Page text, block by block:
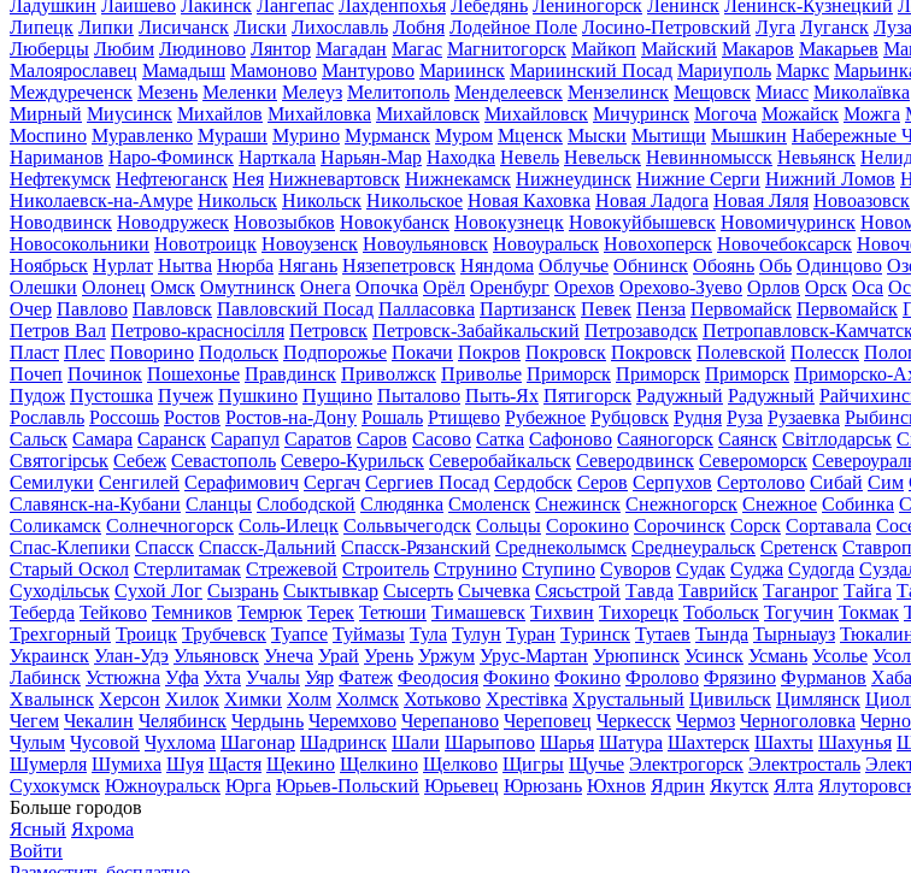
Ладушкин Лаишево Лакинск Лангепас Лахденпохья Лебедянь Лениногорск Ленинск Ленинск-Кузнецкий
Липецк Липки Лисичанск Лиски Лихославль Лобня Лодейное Поле Лосино-Петровский Луга Луганск Луза
Люберцы Любим Людиново Лянтор Магадан Магас Магнитогорск Майкоп Майский Макаров Макарьев
Малоярославец Мамадыш Мамоново Мантурово Мариинск Мариинский Посад Мариуполь Маркс
Междуреченск Мезень Меленки Мелеуз Мелитополь Менделеевск Мензелинск Мещовск Миасс Миколаївка
Мирный Миусинск Михайлов Михайловка Михайловск Михайловск Мичуринск Могоча Можайск Можга
Моспино Муравленко Мураши Мурино Мурманск Муром Мценск Мыски Мытищи Мышкин Набережные
Нариманов Наро-Фоминск Нарткала Нарьян-Мар Находка Невель Невельск Невинномысск Невьянск
Нефтекумск Нефтеюганск Нея Нижневартовск Нижнекамск Нижнеудинск Нижние Серги Нижний Ломов
Николаевск-на-Амуре Никольск Никольск Никольское Новая Каховка Новая Ладога Новая Ляля Новоазовск
Новодвинск Новодружеск Новозыбков Новокубанск Новокузнецк Новокуйбышевск Новомичуринск
Новосокольники Новотроицк Новоузенск Новоульяновск Новоуральск Новохоперск Новочебоксарск
Ноябрьск Нурлат Нытва Нюрба Нягань Нязепетровск Няндома Облучье Обнинск Обоянь Обь Одинцово
Олешки Олонец Омск Омутнинск Онега Опочка Орёл Оренбург Орехов Орехово-Зуево Орлов Орск Оса
Очер Павлово Павловск Павловский Посад Палласовка Партизанск Певек Пенза Первомайск Первомайск
Петров Вал Петрово-красносілля Петровск Петровск-Забайкальский Петрозаводск Петропавловск-
Пласт Плес Поворино Подольск Подпорожье Покачи Покров Покровск Покровск Полевской Полесск
Почеп Починок Пошехонье Правдинск Приволжск Приволье Приморск Приморск Приморск Приморско-
Пудож Пустошка Пучеж Пушкино Пущино Пыталово Пыть-Ях Пятигорск Радужный Радужный
Рославль Россошь Ростов Ростов-на-Дону Рошаль Ртищево Рубежное Рубцовск Рудня Руза Рузаевка
Сальск Самара Саранск Сарапул Саратов Саров Сасово Сатка Сафоново Саяногорск Саянск Світлодарськ
Святогірськ Себеж Севастополь Северо-Курильск Северобайкальск Северодвинск Североморск
Семилуки Сенгилей Серафимович Сергач Сергиев Посад Сердобск Серов Серпухов Сертолово Сибай Сим
Славянск-на-Кубани Сланцы Слободской Слюдянка Смоленск Снежинск Снежногорск Снежное Собинка
Соликамск Солнечногорск Соль-Илецк Сольвычегодск Сольцы Сорокино Сорочинск Сорск Сортавала
Спас-Клепики Спасск Спасск-Дальний Спасск-Рязанский Среднеколымск Среднеуральск Сретенск
Старый Оскол Стерлитамак Стрежевой Строитель Струнино Ступино Суворов Судак Суджа Судогда
Суходільськ Сухой Лог Сызрань Сыктывкар Сысерть Сычевка Сясьстрой Тавда Таврийск Таганрог Тайга
Теберда Тейково Темников Темрюк Терек Тетюши Тимашевск Тихвин Тихорецк Тобольск Тогучин Токмак
Трехгорный Троицк Трубчевск Туапсе Туймазы Тула Тулун Туран Туринск Тутаев Тында Тырныауз
Украинск Улан-Удэ Ульяновск Унеча Урай Урень Уржум Урус-Мартан Урюпинск Усинск Усмань Усолье
Лабинск Устюжна Уфа Ухта Учалы Уяр Фатеж Феодосия Фокино Фокино Фролово Фрязино Фурманов
Хвалынск Херсон Хилок Химки Холм Холмск Хотьково Хрестівка Хрустальный Цивильск Цимлянск
Чегем Чекалин Челябинск Чердынь Черемхово Черепаново Череповец Черкесск Чермоз Черноголовка
Чулым Чусовой Чухлома Шагонар Шадринск Шали Шарыпово Шарья Шатура Шахтерск Шахты Шахунья
Шумерля Шумиха Шуя Щастя Щекино Щелкино Щелково Щигры Щучье Электрогорск Электросталь
Сухокумск Южноуральск Юрга Юрьев-Польский Юрьевец Юрюзань Юхнов Ядрин Якутск Ялта
Больше городов
Ясный Яхрома
Войти